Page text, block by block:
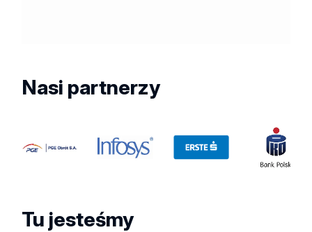
Nasi partnerzy
Bank
Polski
Tu jesteśmy